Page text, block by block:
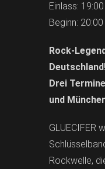
Einlass: 19:00
Beginn: 20:00
Rock-
Drei
und
GLUECIFER
Rockwelle,